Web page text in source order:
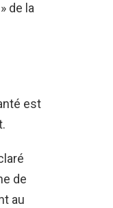
de la
est
de
au